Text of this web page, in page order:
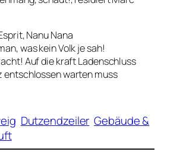
Nanu Nana
was kein Volk je sah!
Auf die kraft Ladenschluss
entschlossen warten muss
Dutzendzeiler Gebäude &